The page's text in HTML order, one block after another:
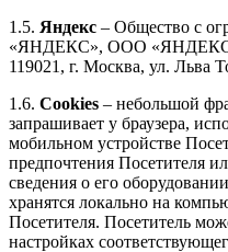
1.5. Яндекс – Общество с
«ЯНДЕКС», ООО
119021, г. Москва, ул. Льва
1.6. Cookies – небольшой
запрашивает у браузера,
мобильном устройстве
предпочтения Посетителя
сведения о его
хранятся локально на
Посетителя. Посетитель
настройках